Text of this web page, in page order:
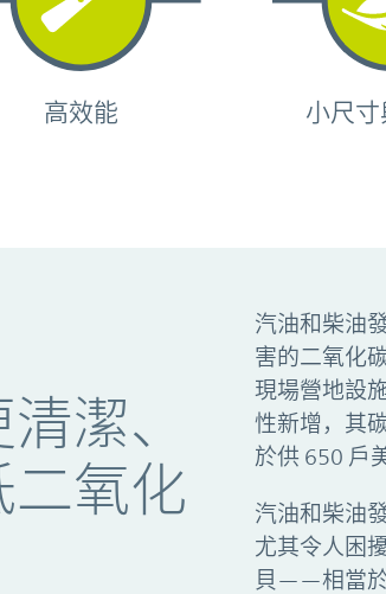
高效能 小尺
電降低二氧化碳的排放
潔、
氧化
汽油和柴油
害的二氧化
現場營地設
性新增，其
於供 650 戶
汽油和柴油
尤其令人困
貝——相當於